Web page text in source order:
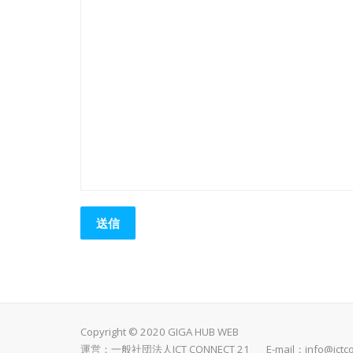
Copyright © 2020 GIGA HUB WEB
運営：一般社団法人ICT CONNECT 21 E-mail：